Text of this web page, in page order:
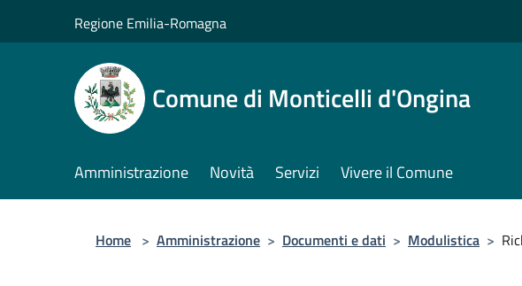
Regione Emilia-Romagna
Comune di Monticelli d'Ongina
Amministrazione Novità Servizi Vivere il Comune
Home > Amministrazione > Documenti e dati > Modulistica >